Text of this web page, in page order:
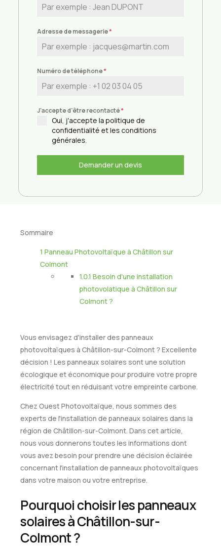
Adresse de messagerie*
Numéro de téléphone*
J'accepte d'être recontacté*
Oui, j'accepte la politique de
confidentialité et les conditions
générales.
Demander un devis
Sommaire
1 Panneau Photovoltaïque à Châtillon sur
Colmont
1.0.1 Besoin d'une installation
photovolatique à Châtillon sur
Colmont ?
Vous envisagez d'installer des panneaux
photovoltaïques à Châtillon-sur-Colmont ? Excellente
décision ! Les panneaux solaires sont une solution
écologique et économique pour produire votre propre
électricité tout en réduisant votre empreinte carbone.
Chez Ouest Photovoltaïque, nous sommes des
experts de l'installation de panneaux solaires dans la
région de Châtillon-sur-Colmont. Dans cet article,
nous vous donnerons toutes les informations dont
vous avez besoin pour prendre une décision éclairée
concernant l'installation de panneaux photovoltaïques
dans votre maison ou votre entreprise.
Pourquoi choisir les panneaux
solaires à Châtillon-sur-
Colmont ?